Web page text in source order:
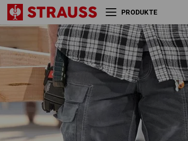
PRODUKTE
Cargo-Short e.s.vintage